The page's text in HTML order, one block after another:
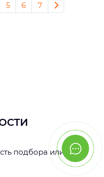
5 6 7
подбора или